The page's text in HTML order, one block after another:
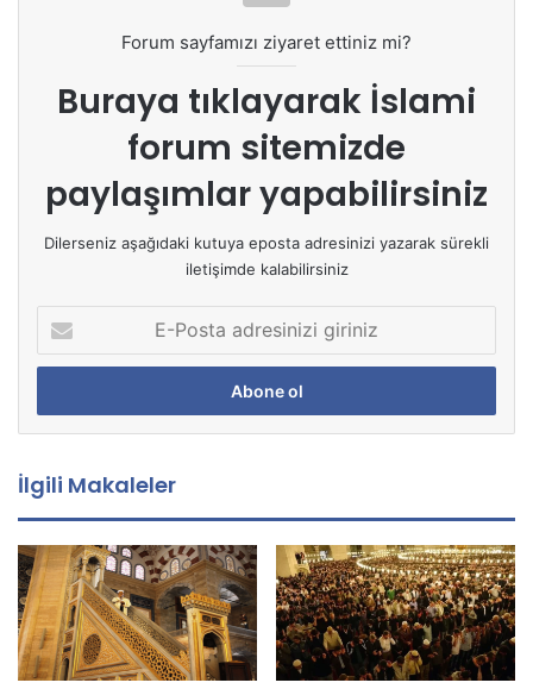
Forum sayfamızı ziyaret ettiniz mi?
Buraya tıklayarak İslami
forum sitemizde
paylaşımlar yapabilirsiniz
Dilerseniz aşağıdaki kutuya eposta adresinizi yazarak sürekli
iletişimde kalabilirsiniz
P
s
a
d
r
e
s
i
n
i
İlgili Makaleler